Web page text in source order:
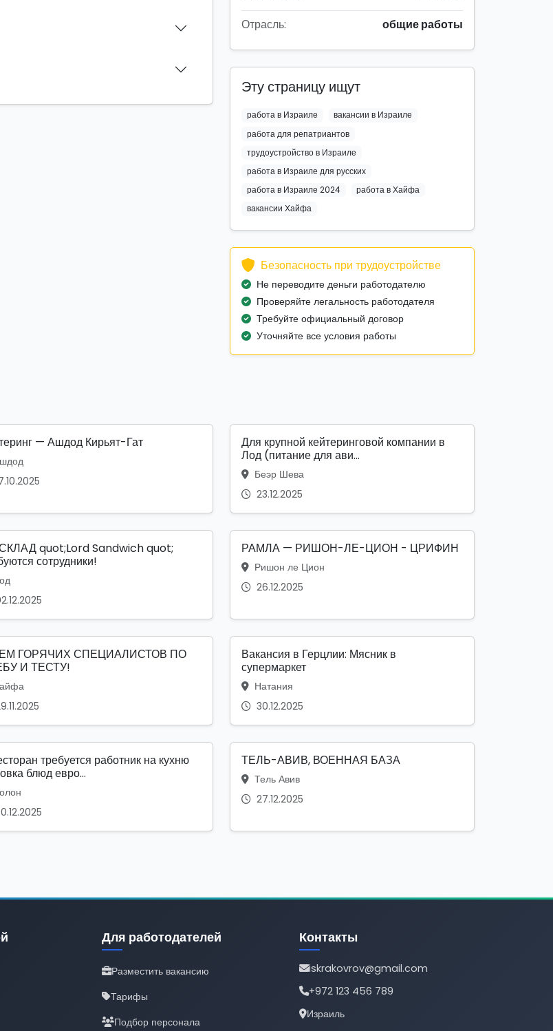
Отрасль:
общие работы
Эту страницу ищут
работа в Израиле
вакансии в Израиле
работа для репатриантов
трудоустройство в Израиле
работа в Израиле для русских
работа в Израиле 2024
работа в Хайфа
вакансии Хайфа
Безопасность при трудоустройстве
Не переводите деньги работодателю
Проверяйте легальность работодателя
Требуйте официальный договор
Уточняйте все условия работы
— Ашдод Кирьят-Гат
Для крупной кейтеринговой компании в
Лод (питание для ави...
Беэр Шева
23.12.2025
quot;Lord Sandwich quot;
сотрудники!
РАМЛА — РИШОН-ЛЕ-ЦИОН - ЦРИФИН
Ришон ле Цион
26.12.2025
ГОРЯЧИХ СПЕЦИАЛИСТОВ ПО
И ТЕСТУ!
Вакансия в Герцлии: Мясник в
супермаркет
Натания
30.12.2025
требуется работник на кухню
блюд евро...
ТЕЛЬ-АВИВ, ВОЕННАЯ БАЗА
Тель Авив
27.12.2025
Для работодателей
Разместить вакансию
Тарифы
Подбор персонала
Контакты
iskrakovrov@gmail.com
+972 123 456 789
Израиль